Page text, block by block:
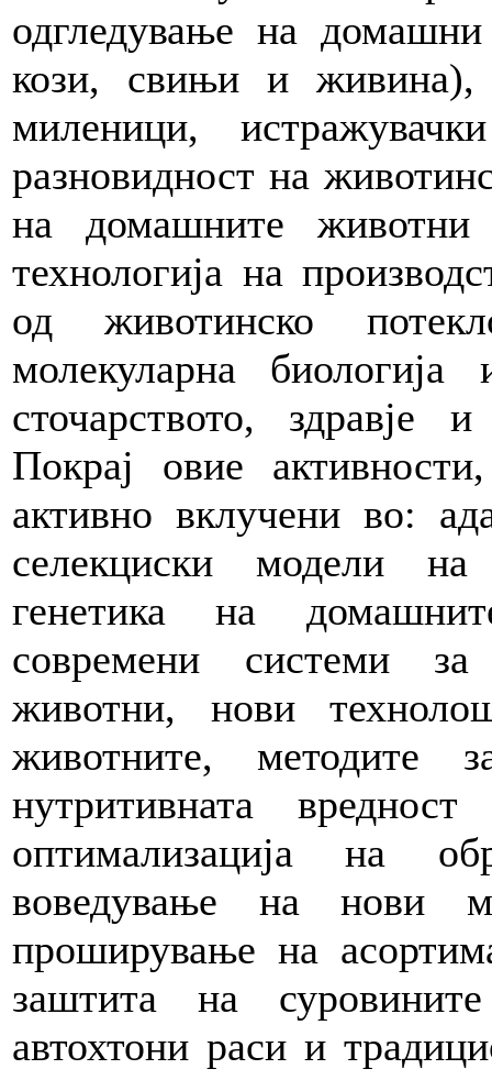
одгледување на
кози, свињи и
миленици,
разновидност на
на домашните
технологија на
од животинско
молекуларна
сточарството, здравје
Покрај овие
активно вклучени во:
селекциски модели на
генетика на
современи системи
животни, нови
животните, методите
нутритивната
оптимализација на
воведување на нови
проширување на
заштита на
автохтони раси и